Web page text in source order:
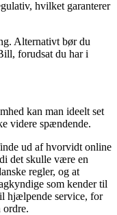
hvilket garanterer
Alternativt bør du
forudsat du har i
kan man ideelt set
videre spændende.
ud af hvorvidt online
det skulle være en
regler, og at
som kender til
hjælpende service, for
ordre.